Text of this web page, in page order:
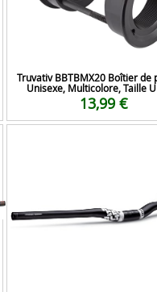
Truvativ BBTBMX20 Boîtier de
Unisexe, Multicolore, Taille
13,99 €